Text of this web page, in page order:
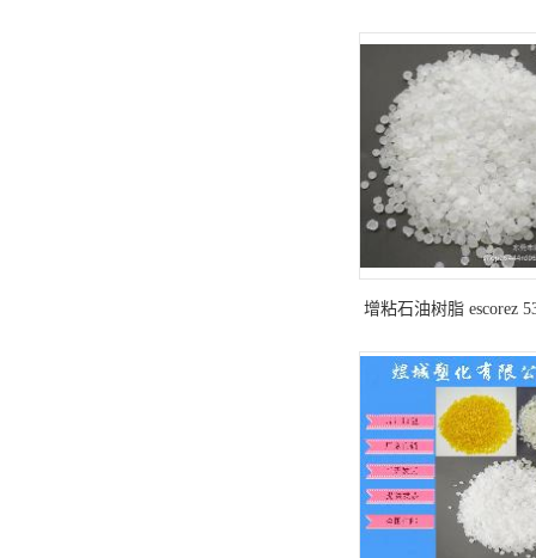
增粘石油树脂 escorez